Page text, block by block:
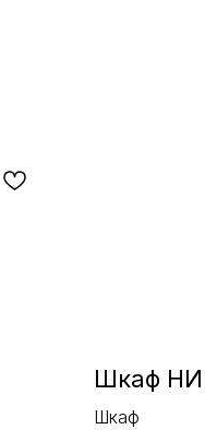
Шкаф
Шкаф